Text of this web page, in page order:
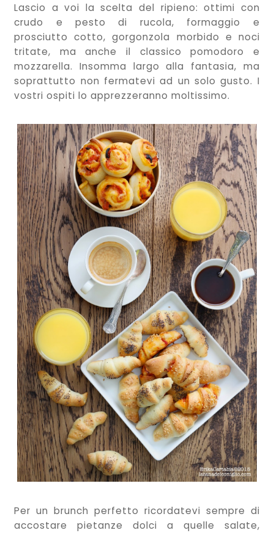
Lascio a voi la scelta del ripieno: ottimi con
crudo e pesto di rucola, formaggio e
prosciutto cotto, gorgonzola morbido e noci
tritate, ma anche il classico pomodoro e
mozzarella. Insomma largo alla fantasia, ma
soprattutto non fermatevi ad un solo gusto. I
vostri ospiti lo apprezzeranno moltissimo.
Per un brunch perfetto ricordatevi sempre di
accostare pietanze dolci a quelle salate,